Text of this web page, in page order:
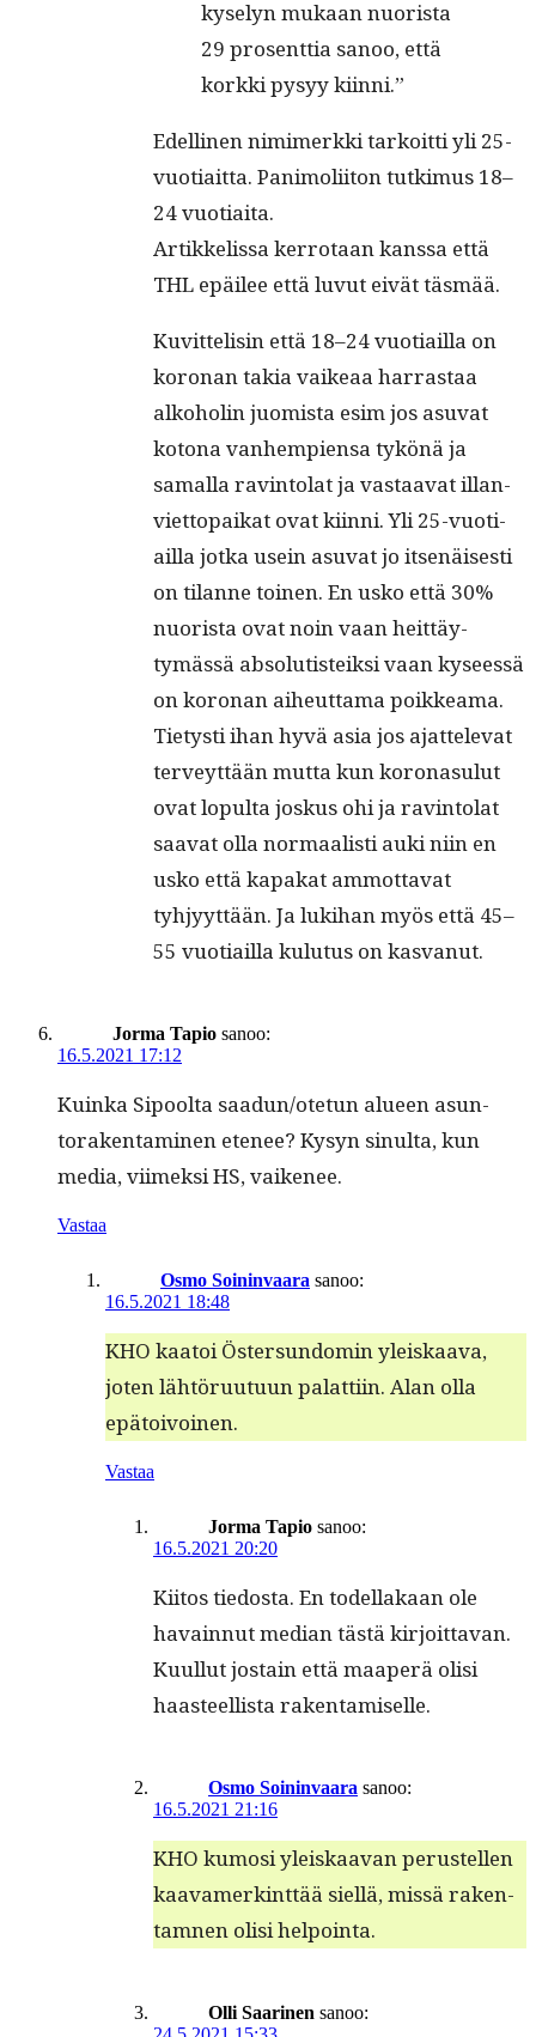
kyse­lyn mukaan nuorista
29 pros­ent­tia sanoo, että
kork­ki pysyy kiinni.”
Edelli­nen nim­imerk­ki tarkoit­ti yli 25-
vuo­ti­ait­ta. Pan­i­moli­iton tutkimus 18–
24 vuotiaita.
Artikke­lis­sa ker­ro­taan kanssa että
THL epäilee että luvut eivät täsmää.
Kuvit­telisin että 18–24 vuo­ti­ail­la on
koro­nan takia vaikeaa har­ras­taa
alko­holin juomista esim jos asu­vat
kotona van­hempi­en­sa tykönä ja
samal­la rav­in­to­lat ja vas­taa­vat illan­
vi­et­topaikat ovat kiin­ni. Yli 25-vuo­ti­
ail­la jot­ka usein asu­vat jo itsenäis­es­ti
on tilanne toinen. En usko että 30%
nuorista ovat noin vaan heit­täy­
tymässä abso­lutis­teik­si vaan kyseessä
on koro­nan aiheut­ta­ma poikkea­ma.
Tietysti ihan hyvä asia jos ajat­tel­e­vat
ter­veyt­tään mut­ta kun korona­su­lut
ovat lop­ul­ta joskus ohi ja rav­in­to­lat
saa­vat olla nor­maal­isti auki niin en
usko että kapakat ammot­ta­vat
tyhjyyt­tään. Ja luk­i­han myös että 45–
55 vuo­ti­ail­la kulu­tus on kasvanut.
Jorma Tapio sanoo:
16.5.2021 17:12
Kuin­ka Sipool­ta saadun/otetun alueen asun­
torak­en­t­a­mi­nen ete­nee? Kysyn sin­ul­ta, kun
media, viimek­si HS, vaikenee.
Vastaa
Osmo Soininvaara sanoo:
16.5.2021 18:48
KHO kaa­toi Öster­sun­domin yleiskaa­va,
joten lähtöru­u­tu­un palat­ti­in. Alan olla
epätoivoinen.
Vastaa
Jorma Tapio sanoo:
16.5.2021 20:20
Kiitos tiedos­ta. En todel­lakaan ole
havain­nut medi­an tästä kir­joit­ta­van.
Kuul­lut jostain että maaperä olisi
haas­teel­lista rakentamiselle.
Osmo Soininvaara sanoo:
16.5.2021 21:16
KHO kumosi yleiskaa­van perustellen
kaavamerk­int­tää siel­lä, mis­sä rak­en­
tam­nen olisi helpointa.
Olli Saarinen sanoo: